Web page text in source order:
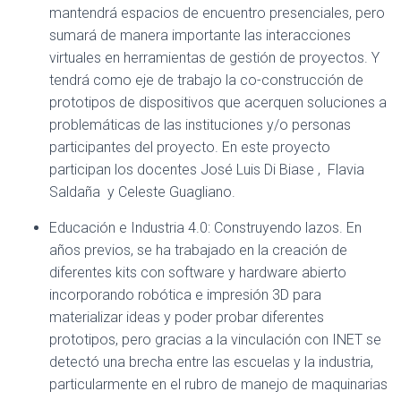
mantendrá espacios de encuentro presenciales, pero
sumará de manera importante las interacciones
virtuales en herramientas de gestión de proyectos. Y
tendrá como eje de trabajo la co-construcción de
prototipos de dispositivos que acerquen soluciones a
problemáticas de las instituciones y/o personas
participantes del proyecto. En este proyecto
participan los docentes José Luis Di Biase , Flavia
Saldaña y Celeste Guagliano.
Educación e Industria 4.0: Construyendo lazos. En
años previos, se ha trabajado en la creación de
diferentes kits con software y hardware abierto
incorporando robótica e impresión 3D para
materializar ideas y poder probar diferentes
prototipos, pero gracias a la vinculación con INET se
detectó una brecha entre las escuelas y la industria,
particularmente en el rubro de manejo de maquinarias